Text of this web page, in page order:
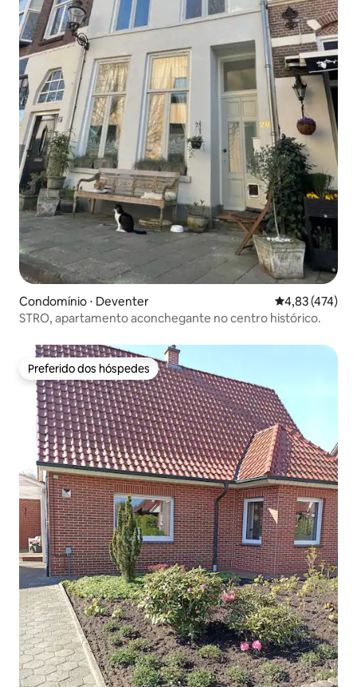
Condomínio ⋅ Deventer 4,83 de uma
4,83 (474)
STRO, apartamento aconchegante no centro histórico.
Preferido dos hóspedes
Preferido dos hóspedes